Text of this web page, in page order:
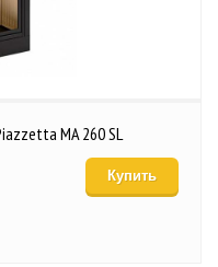
MA 260 SL
Купить